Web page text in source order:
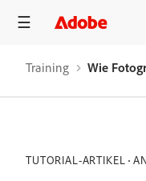
Training
TUTORIAL-ARTIKEL